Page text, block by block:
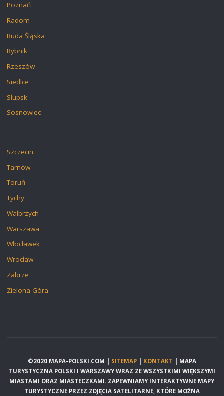
Poznań
Radom
Ruda Śląska
Rybnik
Rzeszów
Siedlce
Słupsk
Sosnowiec
Szczecin
Tarnów
Toruń
Tychy
Wałbrzych
Warszawa
Włocławek
Wrocław
Zabrze
Zielona Góra
©2020 MAPA-POLSKI.COM | SITEMAP| KONTAKT | MAPA
TURYSTYCZNA POLSKI I WARSZAWY WRAZ ZE WSZYSTKIMI WIĘKSZYMI
MIASTAMI ORAZ MIASTECZKAMI. ZAPEWNIAMY INTERAKTYWNE MAPY
TURYSTYCZNE PRZEZ ZDJĘCIA SATELITARNE, KTÓRE MOŻNA